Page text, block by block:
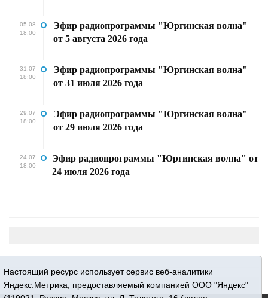
05.08
18:00
Эфир радиопрограммы "Юргинская волна"
от 5 августа 2026 года
31.07
18:00
Эфир радиопрограммы "Юргинская волна"
от 31 июля 2026 года
29.07
18:00
Эфир радиопрограммы "Юргинская волна"
от 29 июля 2026 года
24.07
18:00
Эфир радиопрограммы "Юргинская волна" от
24 июля 2026 года
Настоящий ресурс использует сервис веб-аналитики
Яндекс.Метрика, предоставляемый компанией ООО "Яндекс"